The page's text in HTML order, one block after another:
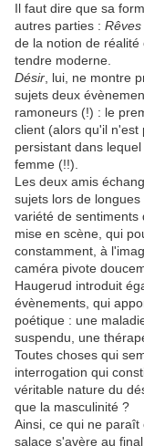
Il faut dire que sa
autres parties : Rêves
de la notion de réalité
tendre moderne.
Désir , lui, ne montre
sujets deux
ramoneurs (!) : le
client (alors qu'il n'est
persistant dans
femme (!!).
Les deux amis
sujets lors de
variété de sentiments
mise en scène, qui
constamment, à
caméra pivote
Haugerud introduit
évènements, qui
poétique : une
suspendu, une
Toutes choses qui
interrogation qui
véritable nature du
que la masculinité ?
Ainsi, ce qui ne
salace s'avère au